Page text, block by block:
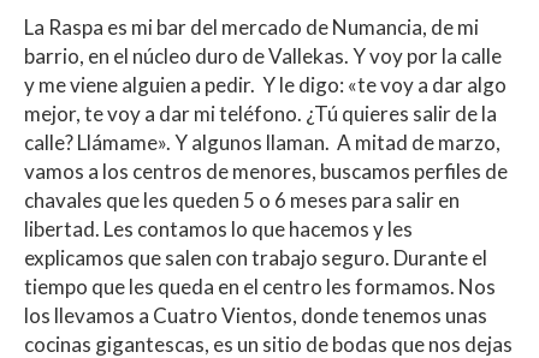
La Raspa es mi bar del mercado de Numancia, de mi
barrio, en el núcleo duro de Vallekas. Y voy por la calle
y me viene alguien a pedir. Y le digo: «te voy a dar algo
mejor, te voy a dar mi teléfono. ¿Tú quieres salir de la
calle? Llámame». Y algunos llaman. A mitad de marzo,
vamos a los centros de menores, buscamos perfiles de
chavales que les queden 5 o 6 meses para salir en
libertad. Les contamos lo que hacemos y les
explicamos que salen con trabajo seguro. Durante el
tiempo que les queda en el centro les formamos. Nos
los llevamos a Cuatro Vientos, donde tenemos unas
cocinas gigantescas, es un sitio de bodas que nos dejas